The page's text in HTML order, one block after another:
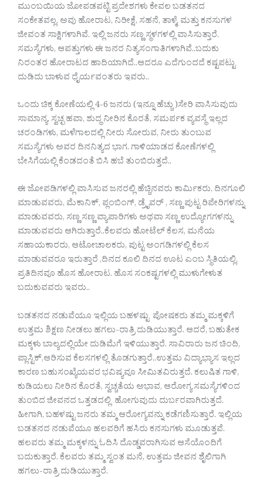
ಮುಂಬಯಿಯ ಜೋಪಡಪಟ್ಟಿ ಪ್ರದೇಶಗಳು ಕೇವಲ ಬಡತನದ
ಸಂಕೇತವಲ್ಲ, ಅವು ಹೋರಾಟ, ನಿರೀಕ್ಷೆ, ಸಹನೆ, ತಾಳ್ಮೆ, ಮತ್ತು ಕನಸುಗಳ
ಜೀವಂತ ಸಾಕ್ಷಿಗಳಾಗಿವೆ. ಇಲ್ಲಿ ಜನರು ಸಣ್ಣ ಸ್ಥಳಗಳಲ್ಲಿ ವಾಸಿಸುತ್ತಾರೆ.
ಸಮಸ್ಯೆಗಳು, ಆಪತ್ತುಗಳು ಈ ಜನರ ನಿತ್ಯಸಂಗಾತಿಗಳಾಗಿವೆ..ಬದುಕು
ನಿರಂತರ ಹೋರಾಟದ ಹಾದಿಯಾಗಿದೆ..ಆದರೂ ಎದೆಗುಂದದೆ ಕಷ್ಟಪಟ್ಟು
ದುಡಿದು ಬಾಳುವ‌ ಧೈರ್ಯವಂತರು ಇವರು..
ಒಂದು ಚಿಕ್ಕ ಕೋಣೆಯಲ್ಲಿ 4-6 ಜನರು (ಇನ್ನೂ ಹೆಚ್ಚು )ಸೇರಿ ವಾಸಿಸುವುದು
ಸಾಮಾನ್ಯ. ಸ್ವಚ್ಛ ಹವಾ, ಶುದ್ಧ ನೀರಿನ ಕೊರತೆ, ಸಮರ್ಪಕ ವ್ಯವಸ್ಥೆ ಇಲ್ಲದ
ಚರಂಡಿಗಳು, ಮಳೆಗಾಲದಲ್ಲಿ ನೀರು ಸೋರುವ, ನೀರು ತುಂಬುವ
ಸಮಸ್ಯೆಗಳು ಅವರ ದಿನನಿತ್ಯದ ಭಾಗ. ಗಾಳಿಯಾಡದ ಕೋಣೆಗಳಲ್ಲಿ
ಬೇಸಿಗೆಯಲ್ಲಿ ಕೆಂಡದಂತೆ ಬಿಸಿ ಹಬೆ ತುಂಬಿರುತ್ತದೆ..
ಈ ಜೋಪಡಿಗಳಲ್ಲಿ ವಾಸಿಸುವ ಜನರಲ್ಲಿ ಹೆಚ್ಚಿನವರು ಕಾರ್ಮಿಕರು, ದಿನಗೂಲಿ
ಮಾಡುವವರು, ಮೆಕಾನಿಕ್, ಪ್ಲಂಬಿಂಗ್, ಡ್ರೈವರ್ , ಸಣ್ಣ ಪುಟ್ಟ ರಿಪೇರಿಗಳನ್ನು
ಮಾಡುವವರು, ಸಣ್ಣ ಸಣ್ಣ ವ್ಯಾಪಾರಿಗಳು ಅಥವಾ ಸಣ್ಣ ಉದ್ಯೋಗಗಳನ್ನು
ಮಾಡುವವರು ಆಗಿರುತ್ತಾರೆ..ಕೆಲವರು ಹೋಟೆಲ್ ಕೆಲಸ, ಮನೆಯ
ಸಹಾಯಕಾರರು, ಆಟೋಚಾಲಕರು, ಪುಟ್ಟ ಅಂಗಡಿಗಳಲ್ಲಿ ಕೆಲಸ
ಮಾಡುವವರೂ ಇರುತ್ತಾರೆ ,ದಿನದ ಕೂಲಿ ದಿನದ ಊಟ ಎಂಬ ಸ್ಥಿತಿಯಲ್ಲಿ,
ಪ್ರತಿದಿನವೂ ಹೊಸ ಹೋರಾಟ. ಹೊಸ ಸಂಕಷ್ಟಗಳಲ್ಲಿ ಮುಳುಗೇಳುತ
ಬದುಕುವವರು ಇವರು..
ಬಡತನದ ನಡುವೆಯೂ ಇಲ್ಲಿಯ‌ ಬಹಳಷ್ಟು ಪೋಷಕರು ತಮ್ಮ ಮಕ್ಕಳಿಗೆ
ಉತ್ತಮ ಶಿಕ್ಷಣ ನೀಡಲು ಹಗಲು-ರಾತ್ರಿ ದುಡಿಯುತ್ತಾರೆ. ಆದರೆ, ಬಹುತೇಕ
ಮಕ್ಕಳು ಬಾಲ್ಯದಲ್ಲಿಯೇ ದುಡಿಮೆಗೆ ಇಳಿಯುತ್ತಾರೆ. ಸಾವಿರಾರು ಜನ ಚಿಂದಿ,
ಪ್ಲಾಸ್ಟಿಕ್,ಆರಿಸುವ ಕೆಲಸಗಳಲ್ಲಿ ತೊಡಗುತ್ತಾರೆ..ಉತ್ತಮ ವಿದ್ಯಾಭ್ಯಾಸ ಇಲ್ಲದ
ಕಾರಣ ಬಹುಸಂಖ್ಯೆಯವರ ಭವಿಷ್ಯವೂ ಸೀಮಿತವಿರುತ್ತದೆ. ಕಲುಷಿತ ಗಾಳಿ,
ಕುಡಿಯಲು ನೀರಿನ ಕೊರತೆ, ಸ್ವಚ್ಚತೆಯ ಅಭಾವ, ಆರೋಗ್ಯ ಸಮಸ್ಯೆಗಳಿಂದ
ತುಂಬಿದ ಜೀವನದ ಒತ್ತಡದಲ್ಲಿ ಹೋಗುವುದು ದುರ್ಬರವಾಗಿರುತ್ತದೆ.
ಹೀಗಾಗಿ, ಬಹಳಷ್ಟು ಜನರು ತಮ್ಮ ಆರೋಗ್ಯವನ್ನು ಕಡೆಗಣಿಸುತ್ತಾರೆ. ಇಲ್ಲಿಯ
ಬಡತನದ ನಡುವೆಯೂ ಹಲವರಿಗೆ ಹಸಿರು ಕನಸುಗಳು ಮೂಡುತ್ತವೆ.
ಹಲವರು ತಮ್ಮ ಮಕ್ಕಳನ್ನು ಓದಿಸಿ ದೊಡ್ಡವರಾಗಿಸುವ ಆಸೆಯೊಂದಿಗೆ
ಬದುಕುತ್ತಾರೆ. ಕೆಲವರು ತಮ್ಮ ಸ್ವಂತ ಮನೆ, ಉತ್ತಮ ಜೀವನ ಶೈಲಿಗಾಗಿ
ಹಗಲು-ರಾತ್ರಿ ದುಡಿಯುತ್ತಾರೆ.